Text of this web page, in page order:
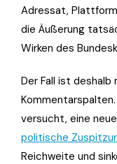
Adressat,
die Äußerung
Wirken des
Der Fall ist deshalb
versucht, eine
politische
Reichweite und